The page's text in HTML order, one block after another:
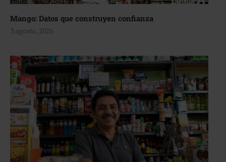
Mango: Datos que construyen confianza
3 agosto, 2026